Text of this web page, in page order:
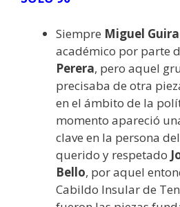
Siempre Miguel
académico por parte
Perera, pero aquel
precisaba de otra
en el ámbito de la
momento apareció
clave en la persona
querido y respetado
Bello, por aquel
Cabildo Insular de